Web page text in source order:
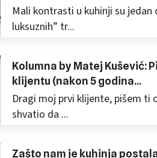
Mali kontrasti u kuhinji su jedan
luksuznih” tr...
Kolumna by Matej Kušević:
klijentu (nakon 5 godina...
Dragi moj prvi klijente, pišem ti
shvatio da ...
Zašto nam je kuhinja